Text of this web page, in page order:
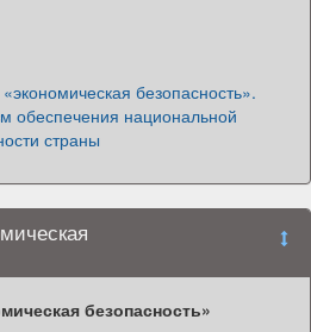
безопасность».
обеспечения национальной
страны
безопасность»